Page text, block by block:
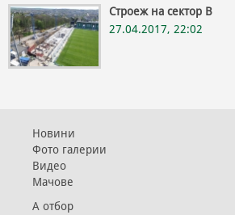
Строеж на сектор В
27.04.2017, 22:02
Новини
Фото галерии
Видео
Мачове
А отбор